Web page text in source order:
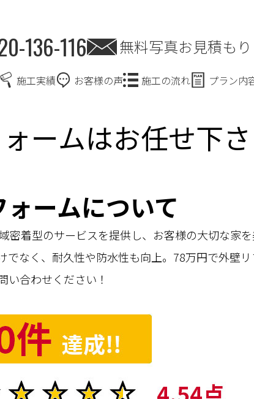
136-116 無料写真お見積もり
施工実績 お客様の声 施工の流れ プラン内
ームはお任せ下さ
ームについて
密着型のサービスを提供し、お客様の大切な家
なく、耐久性や防水性も向上。78万円で外壁
合わせください！